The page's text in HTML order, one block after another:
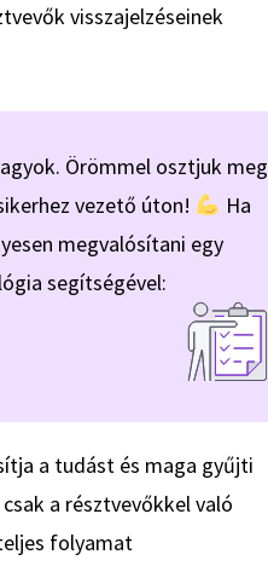
visszajelzéseinek
Örömmel osztjuk meg
vezető úton!
Ha
megvalósítani egy
segítségével:
a tudást és maga gyűjti
a résztvevőkkel való
folyamat